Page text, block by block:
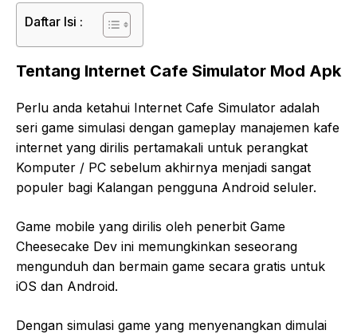
Daftar Isi :
Tentang Internet Cafe Simulator Mod Apk
Perlu anda ketahui Internet Cafe Simulator adalah
seri game simulasi dengan gameplay manajemen kafe
internet yang dirilis pertamakali untuk perangkat
Komputer / PC sebelum akhirnya menjadi sangat
populer bagi Kalangan pengguna Android seluler.
Game mobile yang dirilis oleh penerbit Game
Cheesecake Dev ini memungkinkan seseorang
mengunduh dan bermain game secara gratis untuk
iOS dan Android.
Dengan simulasi game yang menyenangkan dimulai